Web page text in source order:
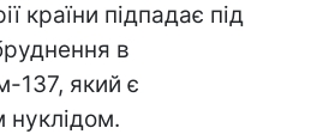
країни підпадає під
в
137, який є